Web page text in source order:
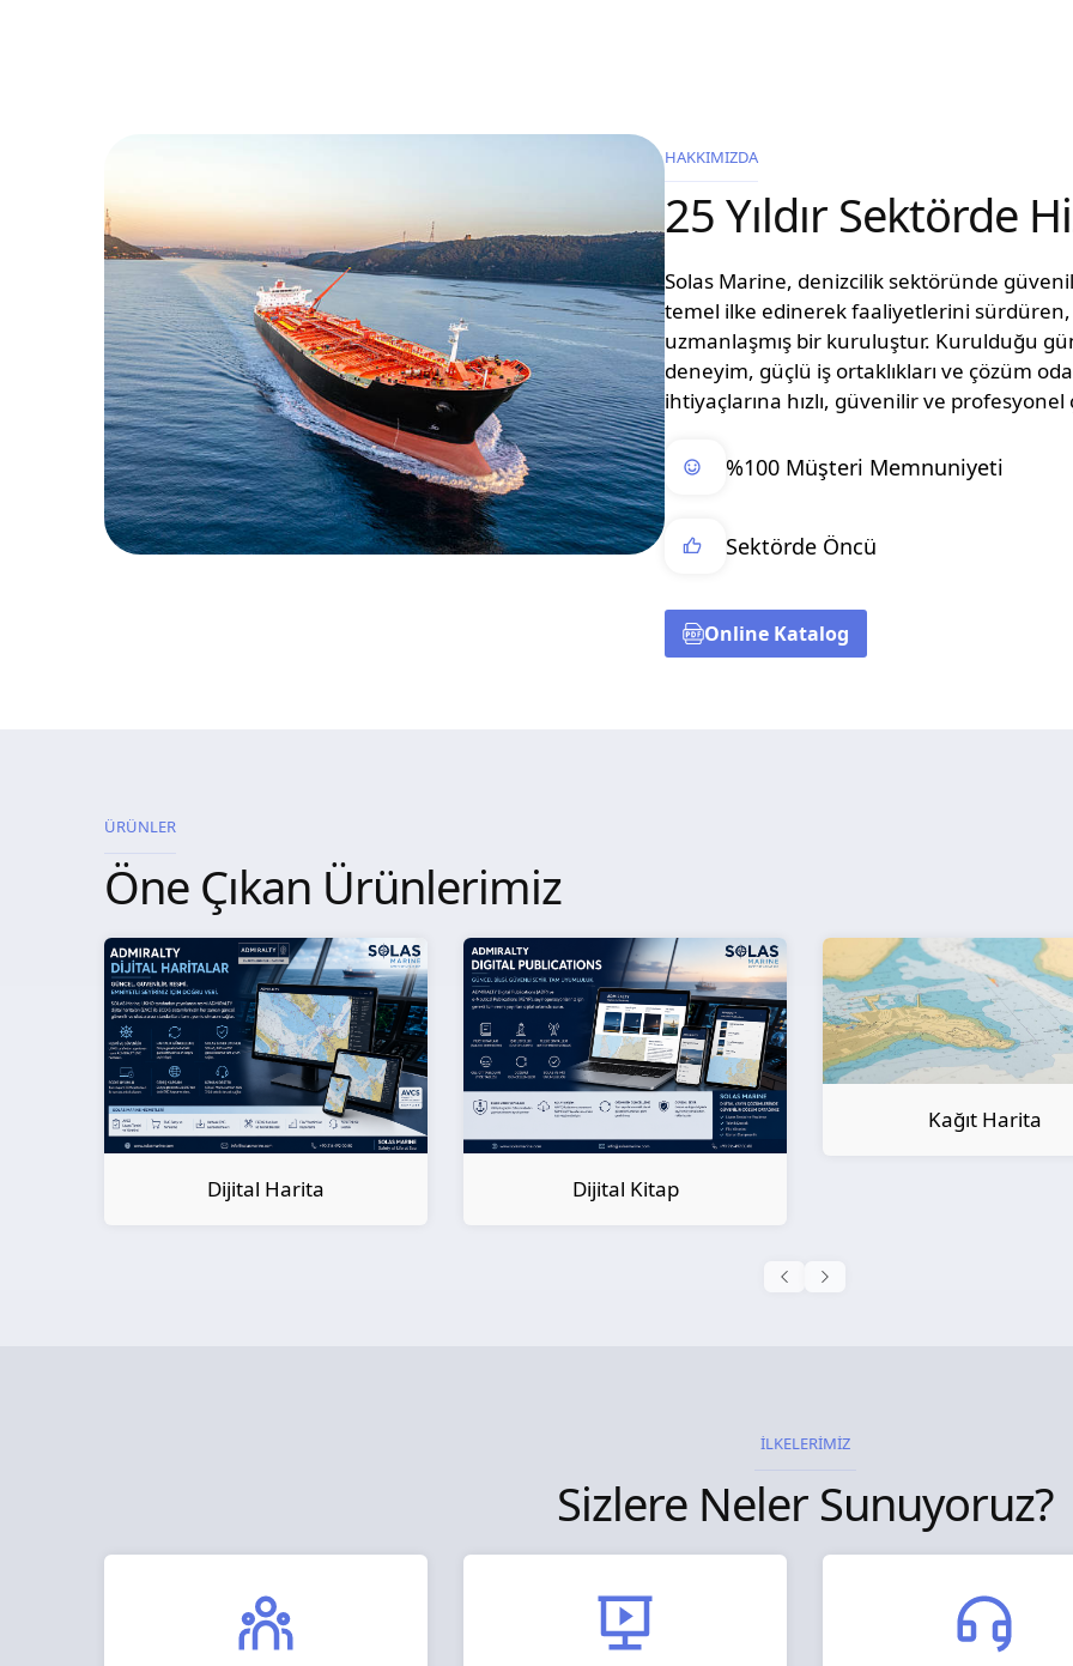
HAKKIMIZDA
25 Yıldır Sektörde
Solas Marine, denizcilik sektöründe
temel ilke edinerek faaliyetlerini
uzmanlaşmış bir kuruluştur. Kurulduğu
deneyim, güçlü iş ortaklıkları ve çözüm
ihtiyaçlarına hızlı, güvenilir ve
%100 Müşteri Memnuniyeti
Sektörde Öncü
Online Katalog
ÜRÜNLER
Öne Çıkan Ürünlerimiz
Dijital Kitap
Kağıt Harita
İLKELERİMİZ
Sizlere Neler Sunuyoruz?